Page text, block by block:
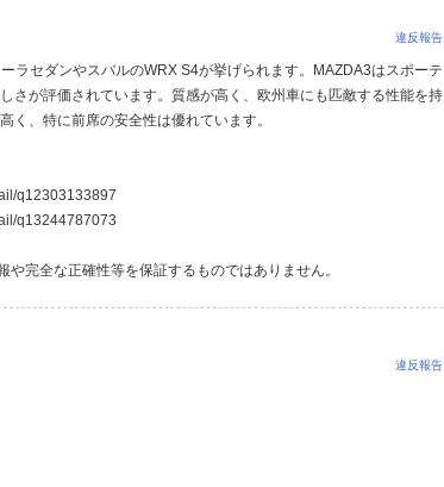
違反報告
ラセダンやスバルのWRX S4が挙げられます。MAZDA3はスポーテ
さが評価されています。質感が高く、欧州車にも匹敵する性能を持
く、特に前席の安全性は優れています。
q12303133897
q13244787073
完全な正確性等を保証するものではありません。
違反報告